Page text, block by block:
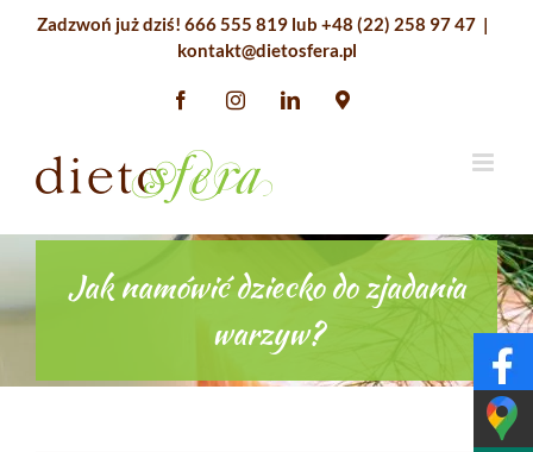
Zadzwoń już dziś! 666 555 819 lub +48 (22) 258 97 47 |
kontakt@dietosfera.pl
FacebookInstagramLinkedInGoogle
Jak namówić dziecko do zjadania
warzyw?